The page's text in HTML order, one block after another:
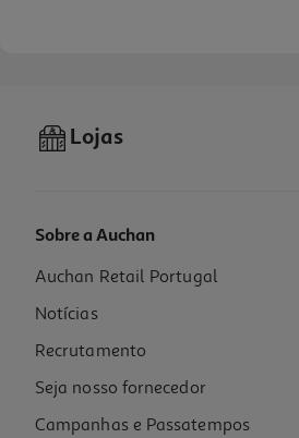
Gel Cosmia Íntimo Calmante Água
7.45 €/Lt
1,49 €
Lojas
Sobre a Auchan
Auchan Retail Portugal
Notícias
Recrutamento
Seja nosso fornecedor
Campanhas e Passatempos